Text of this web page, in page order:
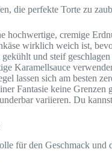
die perfekte Torte zu
hochwertige, cremige
wirklich weich ist,
und steif
Karamellsauce
lassen sich am besten
Fantasie keine
variieren. Du
für den Geschmack